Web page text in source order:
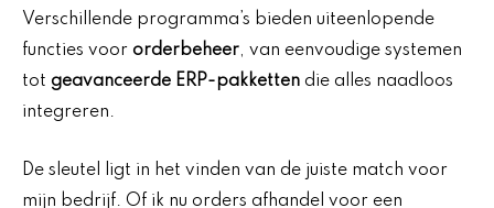
Verschillende programma’s bieden uiteenlopende
functies voor orderbeheer, van eenvoudige systemen
tot geavanceerde ERP-pakketten die alles naadloos
integreren.
De sleutel ligt in het vinden van de juiste match voor
mijn bedrijf. Of ik nu orders afhandel voor een